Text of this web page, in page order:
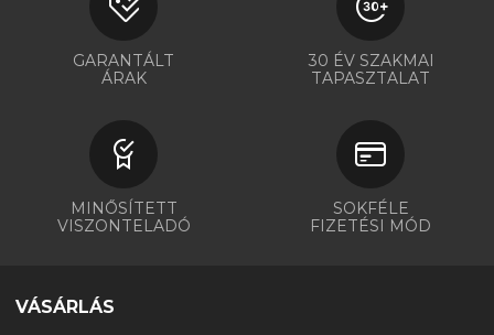
GARANTÁLT
ÁRAK
30 ÉV SZAKMAI
TAPASZTALAT
MINŐSÍTETT
VISZONTELADÓ
SOKFÉLE
FIZETÉSI MÓD
VÁSÁRLÁS